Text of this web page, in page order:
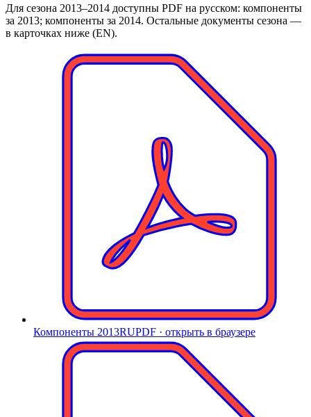
Для сезона 2013–2014 доступны PDF на русском: компоненты
за 2013; компоненты за 2014. Остальные документы сезона —
в карточках ниже (EN).
Компоненты 2013RUPDF · открыть в браузере